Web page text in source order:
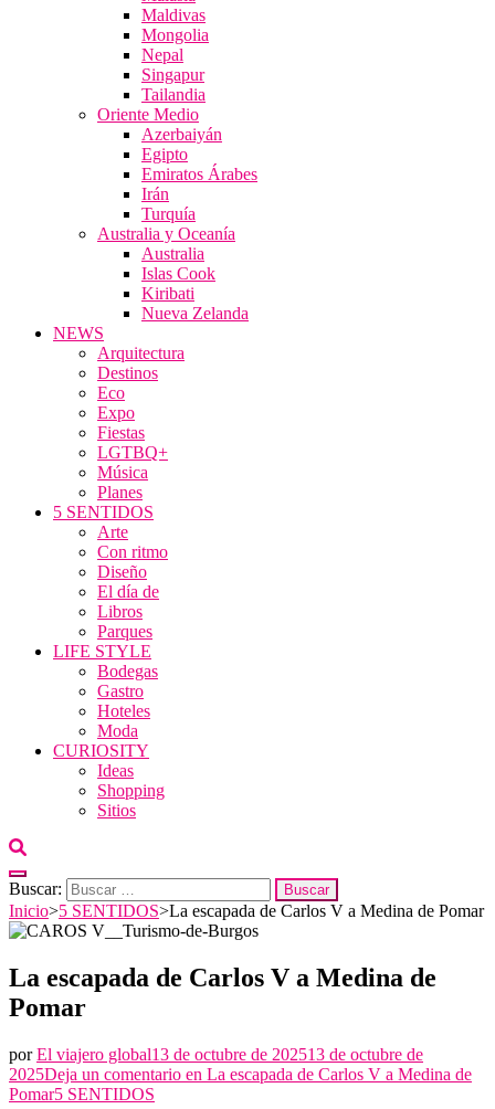
Maldivas
Mongolia
Nepal
Singapur
Tailandia
Oriente Medio
Azerbaiyán
Egipto
Emiratos Árabes
Irán
Turquía
Australia y Oceanía
Australia
Islas Cook
Kiribati
Nueva Zelanda
NEWS
Arquitectura
Destinos
Eco
Expo
Fiestas
LGTBQ+
Música
Planes
5 SENTIDOS
Arte
Con ritmo
Diseño
El día de
Libros
Parques
LIFE STYLE
Bodegas
Gastro
Hoteles
Moda
CURIOSITY
Ideas
Shopping
Sitios
Buscar:
Inicio>5 SENTIDOS>La escapada de Carlos V a Medina de Pomar
La escapada de Carlos V a Medina de
Pomar
porEl viajero global13 de octubre de 202513 de octubre de
2025Deja un comentario en La escapada de Carlos V a Medina de
Pomar5 SENTIDOS